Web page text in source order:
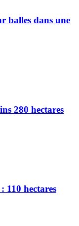
balles dans une
280 hectares
110 hectares